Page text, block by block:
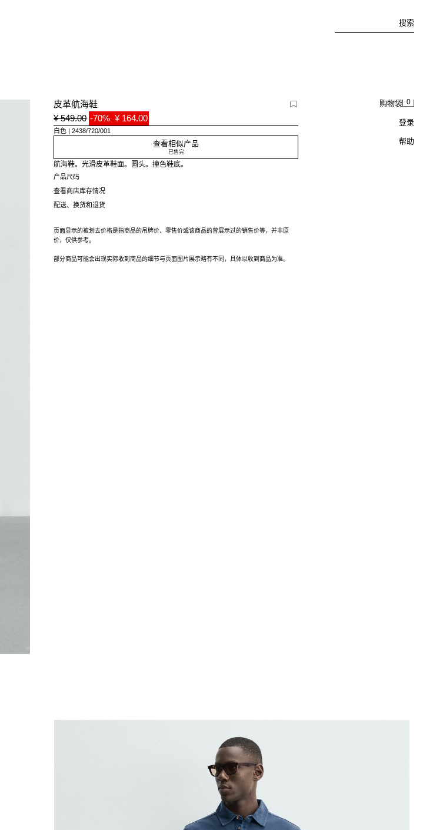
搜索
购物袋 0
登录
帮助
皮革航海鞋
¥ 549.00 -70% ¥ 164.00
白色 2438/720/001
查看相似产品
已售完
航海鞋。光滑皮革鞋面。圆头。撞色鞋底。
产品尺码
查看商店库存情况
配送、换货和退货
页面显示的被划去价格是指商品的吊牌价、零售价或该商品的曾展示过的销售价等，并非原
价，仅供参考。
部分商品可能会出现实际收到商品的细节与页面图片展示略有不同，具体以收到商品为准。